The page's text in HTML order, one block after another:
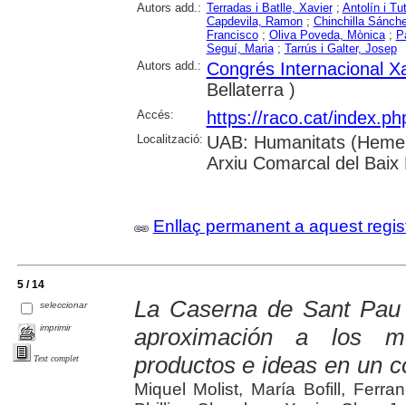
Autors add.: Terradas i Batlle, Xavier; Antolín i
Capdevila, Ramon; Chinchilla
Francisco; Oliva Poveda, Mònica;
Seguí, Maria; Tarrús i Galter, Josep
Autors add.: Congrés Internacional
Bellaterra )
Accés: https://raco.cat/
Localització: UAB: Humanitats
Arxiu Comarcal del
Enllaç permanent a aquest
5 / 14
seleccionar
imprimir
Text complet
La Caserna de Sant
aproximación a los
productos e ideas en un
Miquel Molist, María Bofill,